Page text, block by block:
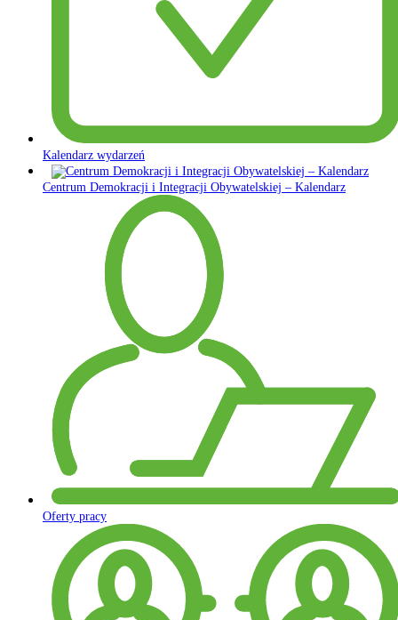
Kalendarz wydarzeń
Centrum Demokracji i Integracji Obywatelskiej – Kalendarz
Oferty pracy